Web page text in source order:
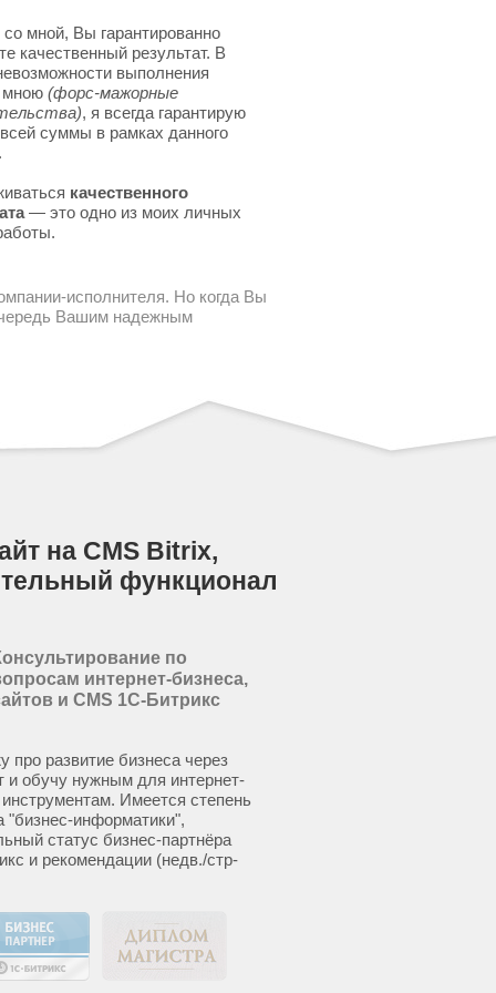
мной, Вы гарантированно
качественный результат. В
выполнения
мною(форс-мажорные
, я всегда гарантирую
суммы в рамках данного
качественного
— это одно из моих личных
исполнителя. Но когда Вы
Вашим надежным
на CMS Bitrix,
функционал
по
интернет-бизнеса,
и CMS 1С-Битрикс
про развитие бизнеса через
и обучу нужным для интернет-
Имеется степень
"бизнес-информатики",
статус бизнес-партнёра
и рекомендации (недв./стр-